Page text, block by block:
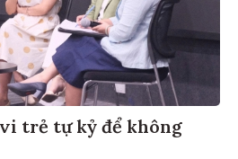
trẻ tự kỷ để không